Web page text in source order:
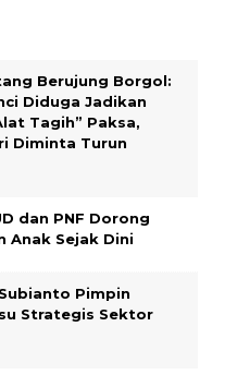
Berujung Borgol:
Diduga Jadikan
Tagih” Paksa,
Diminta Turun
dan PNF Dorong
Anak Sejak Dini
Pimpin
Strategis Sektor